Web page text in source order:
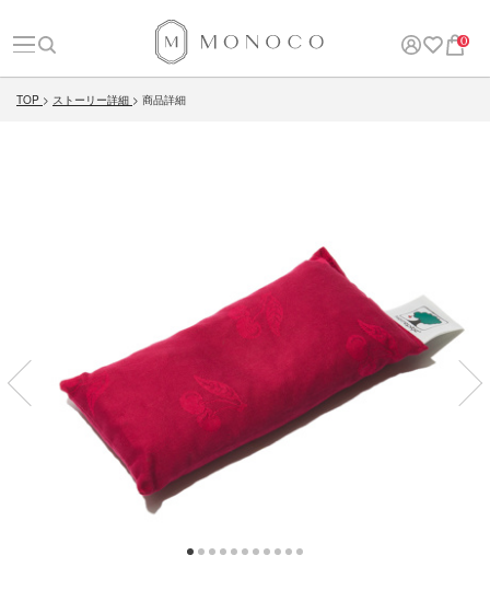
0
TOP ストーリー詳細 商品詳細